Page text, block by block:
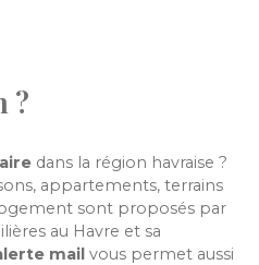
?
dans la région havraise ?
appartements, terrains
sont proposés par
au Havre et sa
mail vous permet aussi